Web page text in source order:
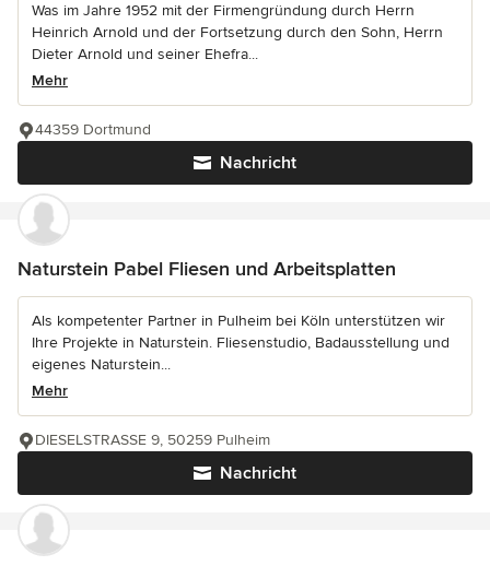
Was im Jahre 1952 mit der Firmengründung durch Herrn
Heinrich Arnold und der Fortsetzung durch den Sohn, Herrn
Dieter Arnold und seiner Ehefra...
Mehr
Nachricht
44359 Dortmund
Naturstein Pabel Fliesen und Arbeitsplatten
Als kompetenter Partner in Pulheim bei Köln unterstützen wir
Ihre Projekte in Naturstein. Fliesenstudio, Badausstellung und
eigenes Naturstein...
Mehr
Nachricht
DIESELSTRASSE 9, 50259 Pulheim